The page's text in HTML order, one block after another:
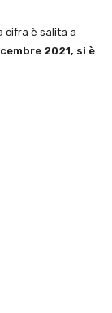
cifra è salita a
2021, si è